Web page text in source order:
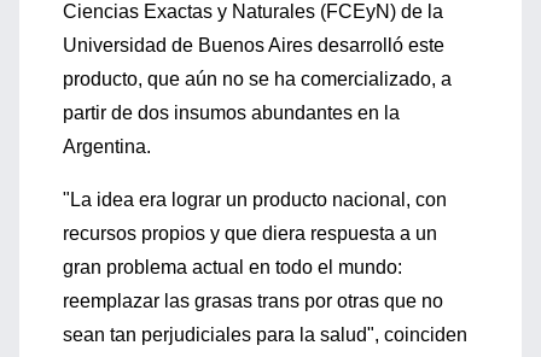
Ciencias Exactas y Naturales (FCEyN) de la
Universidad de Buenos Aires desarrolló este
producto, que aún no se ha comercializado, a
partir de dos insumos abundantes en la
Argentina.
"La idea era lograr un producto nacional, con
recursos propios y que diera respuesta a un
gran problema actual en todo el mundo:
reemplazar las grasas trans por otras que no
sean tan perjudiciales para la salud", coinciden